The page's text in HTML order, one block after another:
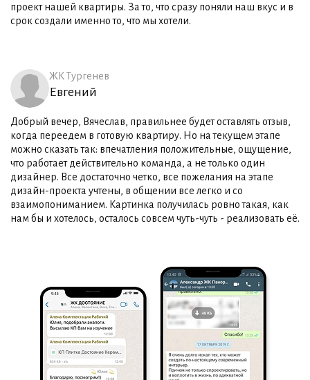
проект нашей квартиры. За то, что сразу поняли наш вкус и в
срок создали именно то, что мы хотели.
ЖК Тургенев
Евгений
Добрый вечер, Вячеслав, правильнее будет оставлять отзыв,
когда переедем в готовую квартиру. Но на текущем этапе
можно сказать так: впечатления положительные, ощущение,
что работает действительно команда, а не только один
дизайнер. Все достаточно четко, все пожелания на этапе
дизайн-проекта учтены, в общении все легко и со
взаимопониманием. Картинка получилась ровно такая, как
нам бы и хотелось, осталось совсем чуть-чуть - реализовать её.